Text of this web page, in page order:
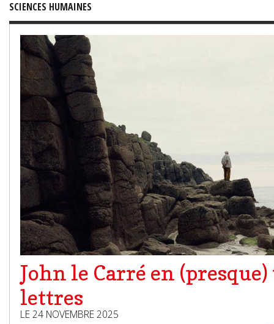
SCIENCES HUMAINES
John le Carré en
lettres
LE 24 NOVEMBRE 2025